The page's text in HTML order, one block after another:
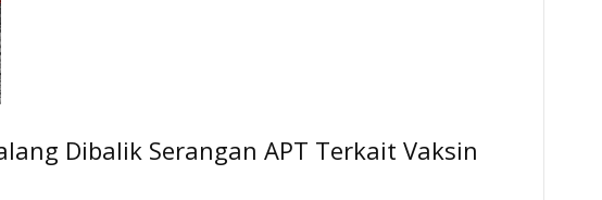
Dibalik Serangan APT Terkait Vaksin